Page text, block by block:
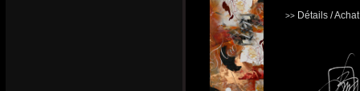
>> Détails /